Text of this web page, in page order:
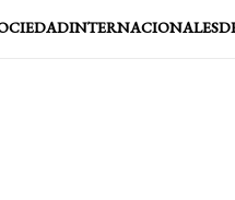
INTERNACIONALES